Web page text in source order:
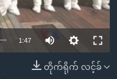
1:47
တိုက်ရိုက် လင့်ခ်